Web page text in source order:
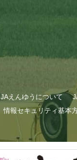
甜菜の播種作業
JAえんゆうについて
情報セキュリティ基本